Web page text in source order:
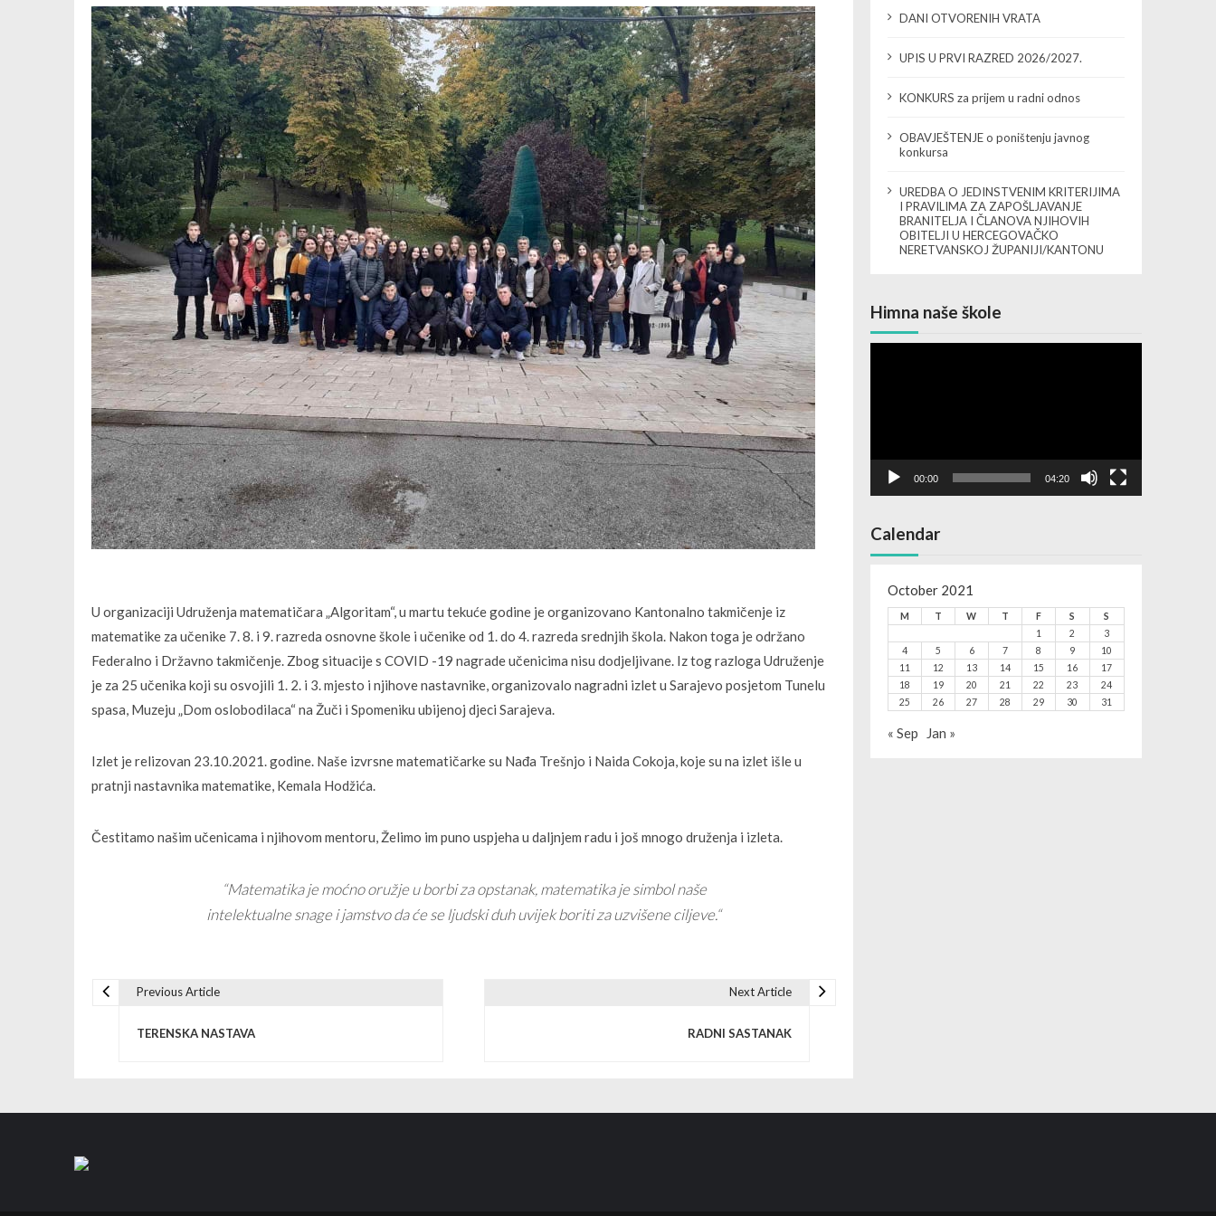
U organizaciji Udruženja matematičara „Algoritam“, u martu tekuće godine je organizovano Kantonalno takmičenje iz
matematike za učenike 7. 8. i 9. razreda osnovne škole i učenike od 1. do 4. razreda srednjih škola. Nakon toga je održano
Federalno i Državno takmičenje. Zbog situacije s COVID -19 nagrade učenicima nisu dodjeljivane. Iz tog razloga Udruženje
je za 25 učenika koji su osvojili 1. 2. i 3. mjesto i njihove nastavnike, organizovalo nagradni izlet u Sarajevo posjetom Tunelu
spasa, Muzeju „Dom oslobodilaca“ na Žuči i Spomeniku ubijenoj djeci Sarajeva.
Izlet je relizovan 23.10.2021. godine. Naše izvrsne matematičarke su Nađa Trešnjo i Naida Cokoja, koje su na izlet išle u
pratnji nastavnika matematike, Kemala Hodžića.
Čestitamo našim učenicama i njihovom mentoru, Želimo im puno uspjeha u daljnjem radu i još mnogo druženja i izleta.
“Matematika je moćno oružje u borbi za opstanak, matematika je simbol naše
intelektualne snage i jamstvo da će se ljudski duh uvijek boriti za uzvišene ciljeve.“
s
Previous Article
TERENSKA NASTAVA
Next Article
RADNI SASTANAK
DANI OTVORENIH VRATA
UPIS U PRVI RAZRED 2026/2027.
KONKURS za prijem u radni odnos
OBAVJEŠTENJE o poništenju javnog
konkursa
UREDBA O JEDINSTVENIM KRITERIJIMA
I PRAVILIMA ZA ZAPOŠLJAVANJE
BRANITELJA I ČLANOVA NJIHOVIH
OBITELJI U HERCEGOVAČKO
NERETVANSKOJ ŽUPANIJI/KANTONU
Himna naše škole
00:00 04:20
Calendar
October 2021
M T W T F S
S
1
2
3
4
5 6 7 8 9
10
11
12 13 14 15 16
17
18
19 20 21 22 23
24
25
26 27 28 29 30 31
« Sep Jan »